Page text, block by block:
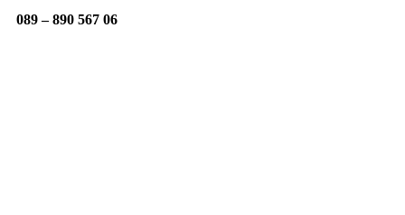
089 – 890 567 06